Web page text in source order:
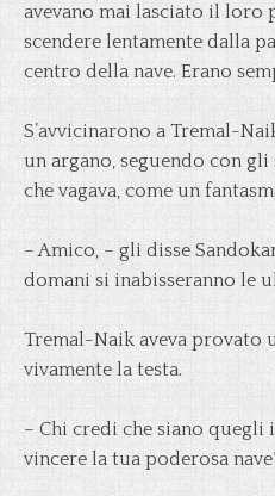
avevano mai lasciato il loro
scendere lentamente dalla
centro della nave. Erano
S’avvicinarono a Tremal-
un argano, seguendo con
che vagava, come un
– Amico, – gli disse
domani si inabisseranno le
Tremal-Naik aveva provato
vivamente la testa.
– Chi credi che siano
vincere la tua poderosa